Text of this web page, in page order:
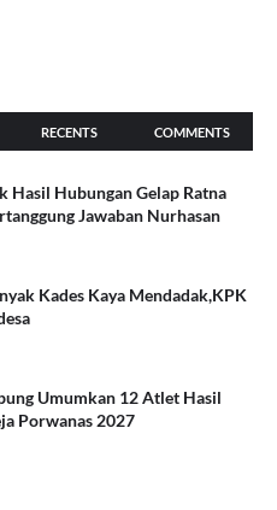
RECENTS COMMENTS
Hasil Hubungan Gelap Ratna
Jawaban Nurhasan
Kades Kaya Mendadak,KPK
Umumkan 12 Atlet Hasil
Porwanas 2027